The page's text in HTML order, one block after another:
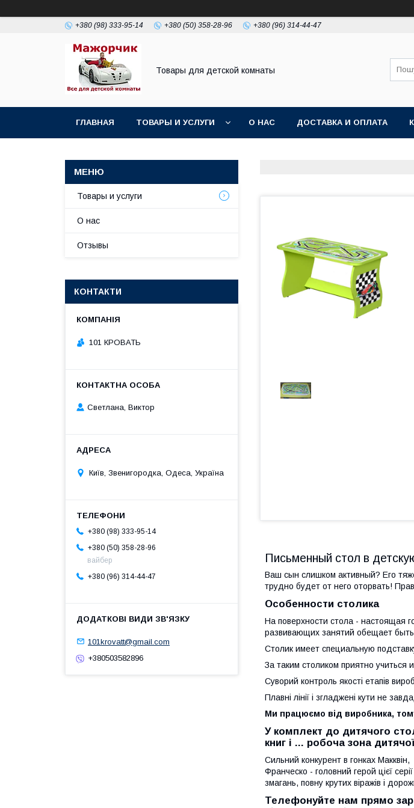
+380 (98) 333-95-14 +380 (50) 358-28-96 +380 (96) 314-44-47
Товары для детской комнаты
ГЛАВНАЯ ТОВАРЫ И УСЛУГИ О НАС ДОСТАВКА И ОПЛАТА
Письменный стол в
Ваш сын слишком активный? Его
трудно будет от него оторвать!
Особенности столика
На поверхности стола - настоящая
развивающих занятий обещает
Столик имеет специальную
За таким столиком приятно
Суворий контроль якості етапів
Плавні лінії і згладжені кути не
Ми працюємо від виробника,
У комплект до дитячого
книг і ... робоча зона
Сильний конкурент в гонках Макквін,
Франческо - головний герой цієї
змагань, повну крутих віражів і
Телефонуйте нам прямо
Товары и услуги
О нас
Отзывы
КОНТАКТИ
101 КРОВАТЬ
Светлана, Виктор
Київ, Звенигородка, Одеса, Україна
+380 (98) 333-95-14
+380 (50) 358-28-96
вайбер
+380 (96) 314-44-47
101krovatt@gmail.com
+380503582896